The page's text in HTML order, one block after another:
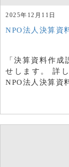
2025年12月11日
NPO法人決算資
「決算資料作
せします。 詳
NPO法人決算資